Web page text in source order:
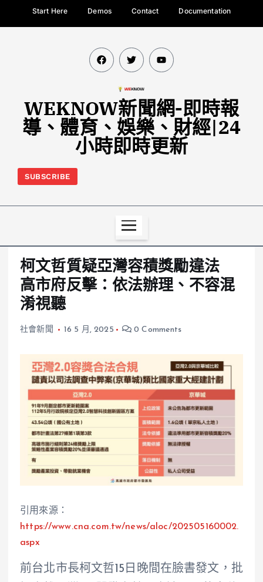
Start Here Demos Contact Documentation
WEKNOW新聞網-即時報
導、體育、娛樂、財經|24
小時即時更新
SUBSCRIBE
柯文哲質疑亞灣容積獎勵違法
高市府反擊：依法辦理、不容混
淆視聽
社會新聞 16 5 月, 2025 0 Comments
引用來源：
https://www.cna.com.tw/news/aloc/202505160002.
aspx
前台北市長柯文哲15日晚間在臉書發文，批